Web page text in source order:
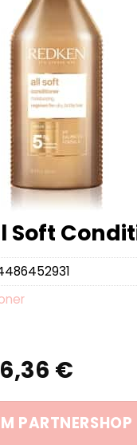
Soft
Preis
€
€
ist:
26,36
PARTNERSHOP